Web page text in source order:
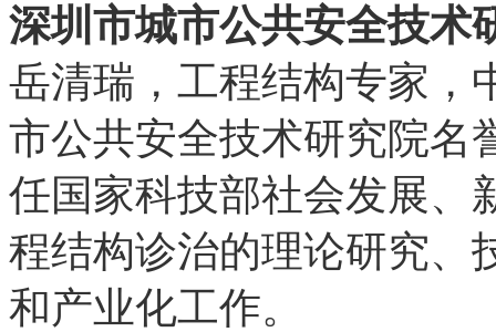
深圳市城市公共安全技术
岳清瑞，工程结构专家，
市公共安全技术研究院名
任国家科技部社会发展、
程结构诊治的理论研究、
和产业化工作。